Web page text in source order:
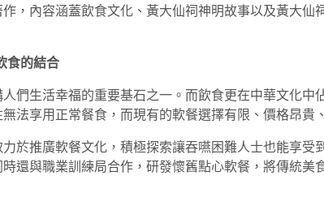
，內容涵蓋飲食文化、黃大仙祠神明故事以及黃大
食的結合
們生活幸福的重要基石之一。而飲食更在中華文化
法享用正常餐食，而現有的軟餐選擇有限、價格昂貴
於推廣軟餐文化，積極探索讓吞嚥困難人士也能享
還與職業訓練局合作，研發懷舊點心軟餐，將傳統